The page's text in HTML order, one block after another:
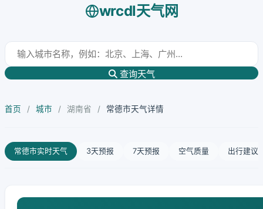
wrcdl天气网
查询天气
首页 / 城市 / 湖南省 / 常德市天气详情
常德市实时天气 3天预报 7天预报 空气质量 出行建议